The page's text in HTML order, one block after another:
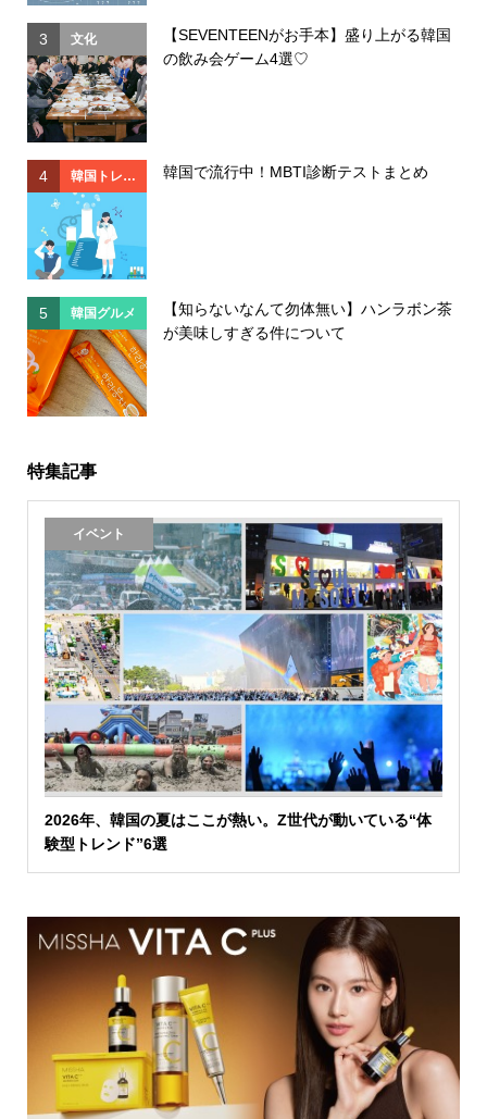
3 文化
【SEVENTEENがお手本】盛り上がる韓国
の飲み会ゲーム4選♡
4 韓国トレン
ド
韓国で流行中！MBTI診断テストまとめ
5 韓国グルメ
【知らないなんて勿体無い】ハンラボン茶
が美味しすぎる件について
特集記事
イベント
2026年、韓国の夏はここが熱い。Z世代が動いている“体
験型トレンド”6選